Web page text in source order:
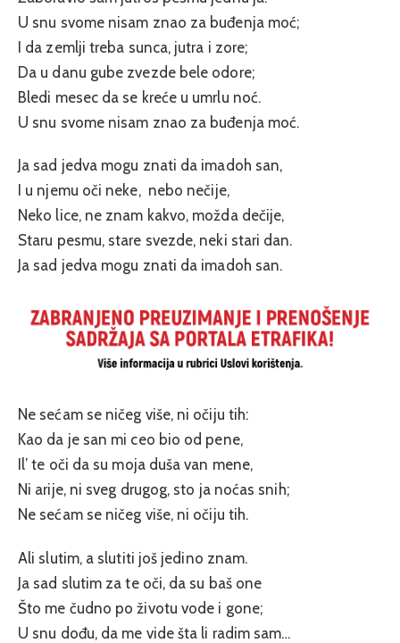
U snu svome nisam znao za buđenja moć;
I da zemlji treba sunca, jutra i zore;
Da u danu gube zvezde bele odore;
Bledi mesec da se kreće u umrlu noć.
U snu svome nisam znao za buđenja moć.
Ja sad jedva mogu znati da imadoh san,
I u njemu oči neke, nebo nečije,
Neko lice, ne znam kakvo, možda dečije,
Staru pesmu, stare svezde, neki stari dan.
Ja sad jedva mogu znati da imadoh san.
Ne sećam se ničeg više, ni očiju tih:
Kao da je san mi ceo bio od pene,
Il’ te oči da su moja duša van mene,
Ni arije, ni sveg drugog, sto ja noćas snih;
Ne sećam se ničeg više, ni očiju tih.
Ali slutim, a slutiti još jedino znam.
Ja sad slutim za te oči, da su baš one
Što me čudno po životu vode i gone;
U snu dođu, da me vide šta li radim sam…